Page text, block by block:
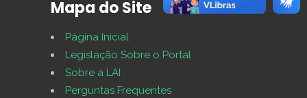
Mapa do Site
Página Inicial
Legislação Sobre o Portal
Sobre a LAI
Perguntas Frequentes